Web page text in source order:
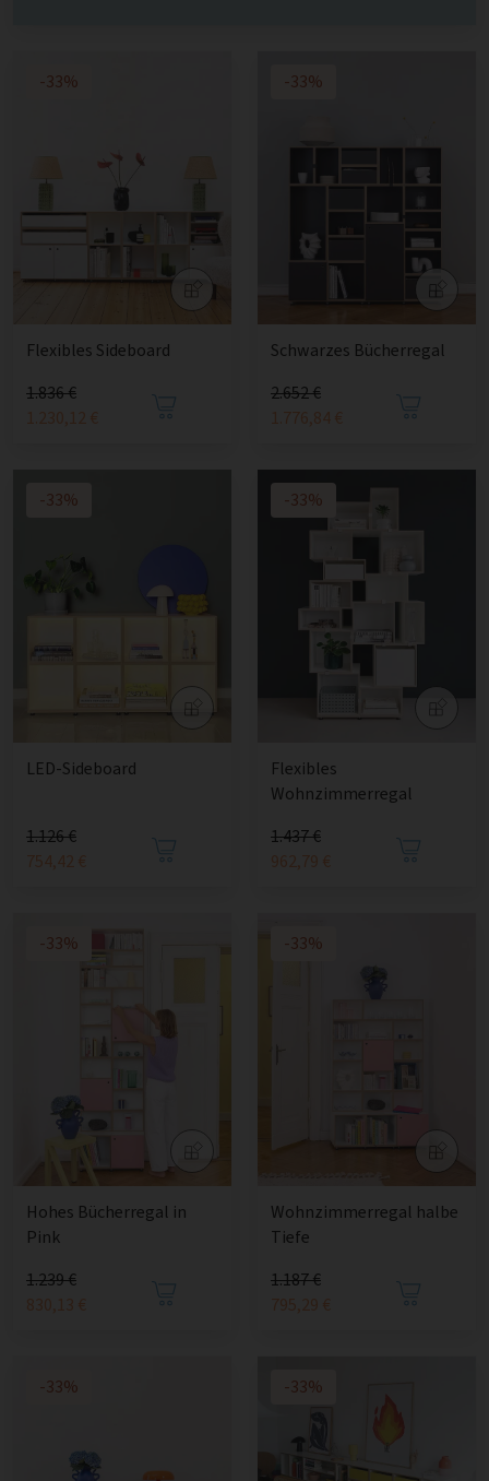
-33%
Flexibles Sideboard
1.836 €
1.230,12 €
-33%
Schwarzes Bücherregal
2.652 €
1.776,84 €
-33%
LED-Sideboard
1.126 €
754,42 €
-33%
Flexibles
Wohnzimmerregal
1.437 €
962,79 €
-33%
Hohes Bücherregal in
Pink
1.239 €
830,13 €
-33%
Wohnzimmerregal halbe
Tiefe
1.187 €
795,29 €
-33% -33%